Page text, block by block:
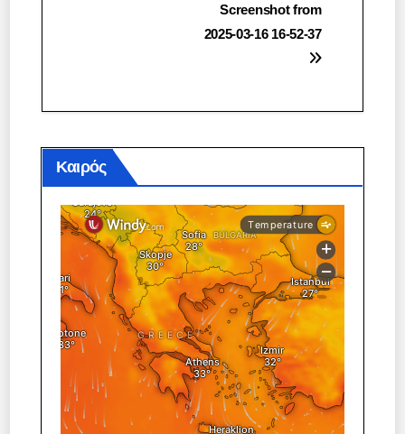
Screenshot from
2025-03-16 16-52-37
Καιρός